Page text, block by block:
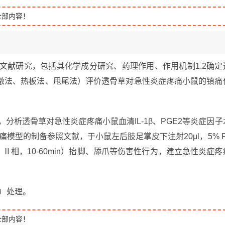
内容！
献研究，包括其化学成分研究、药理作用、作用机制1.2确定
、热板法、甩尾法）评价透骨草对急性炎症疼痛小鼠的镇痛
分析透骨草对急性炎症疼痛小鼠血清IL-1β、PGE2等炎症因子
模型的制备参照文献，于小鼠左后肢足掌皮下注射20μl，5%
相，10-60min）抬脚、舔爪等伤害性行为，建立急性炎症疼
处理。
内容！